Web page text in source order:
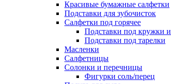
Красивые бумажные салфетки
Подставки для зубочисток
Салфетки под горячее
Подставки под кружки
Подставки под тарелки
Масленки
Салфетницы
Солонки и перечницы
Фигурки соль/перец